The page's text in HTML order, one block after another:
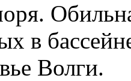
в
Волги.